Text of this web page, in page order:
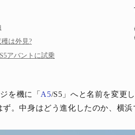
は外見?
アバントに試乗
を機に「 A5/S5」へと名前を変更
。中身はどう進化したのか、横浜